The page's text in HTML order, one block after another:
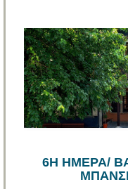
6Η ΗΜΕΡΑ/